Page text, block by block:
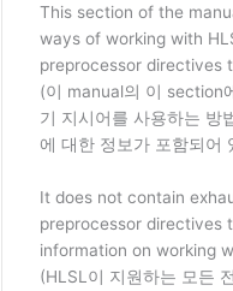
This section of the
ways of working with
preprocessor directives
(이 manual의 이 section
기 지시어를 사용하는 방
에 대한 정보가 포함되어
It does not contain
preprocessor directives
information on working
(HLSL이 지원하는 모든